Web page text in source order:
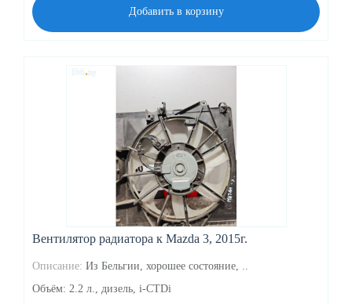
Добавить в корзину
Вентилятор радиатора к Mazda 3, 2015г.
Описание: Из Бельгии, хорошее состояние, ..
Объём: 2.2 л., дизель, i-CTDi